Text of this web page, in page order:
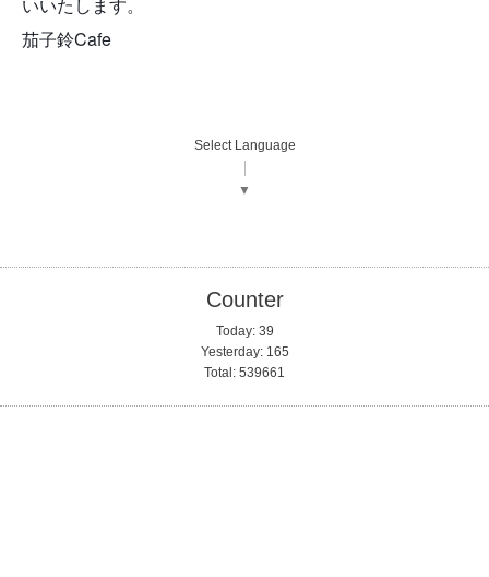
いいたします。
茄子鈴Cafe
Select Language
▼
Counter
Today: 39
Yesterday: 165
Total: 539661